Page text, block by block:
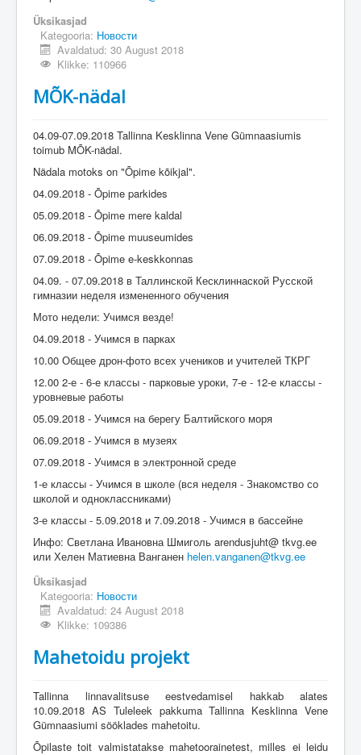
Üksikasjad
Kategooria: Новости
Avaldatud: 30 August 2018
Klikke: 110966
MÕK-nädal
04.09-07.09.2018 Tallinna Kesklinna Vene Gümnaasiumis
toimub MÕK-nädal.
Nädala motoks on "Õpime kõikjal".
04.09.2018 - Õpime parkides
05.09.2018 - Õpime mere kaldal
06.09.2018 - Õpime muuseumides
07.09.2018 - Õpime e-keskkonnas
04.09. - 07.09.2018 в Таллинской Кесклиннаской Русской
гимназии неделя измененного обучения
Мото недели: Учимся везде!
04.09.2018 - Учимся в парках
10.00 Общее дрон-фото всех учеников и учителей ТКРГ
12.00 2-е - 6-е классы - парковые уроки, 7-е - 12-е классы -
уровневые работы
05.09.2018 - Учимся на берегу Балтийского моря
06.09.2018 - Учимся в музеях
07.09.2018 - Учимся в электронной среде
1-е классы - Учимся в школе (вся неделя - Знакомство со
школой и одноклассниками)
3-е классы - 5.09.2018 и 7.09.2018 - Учимся в бассейне
Инфо: Светлана Ивановна Шмиголь arendusjuht@ tkvg.ee
или Хелен Матиевна Ванганен helen.vanganen@tkvg.ee
Üksikasjad
Kategooria: Новости
Avaldatud: 24 August 2018
Klikke: 109386
Mahetoidu projekt
Tallinna linnavalitsuse eestvedamisel hakkab alates
10.09.2018 AS Tuleleek pakkuma Tallinna Kesklinna Vene
Gümnaasiumi sööklades mahetoitu.
Õpilaste toit valmistatakse mahetoorainetest, milles ei leidu